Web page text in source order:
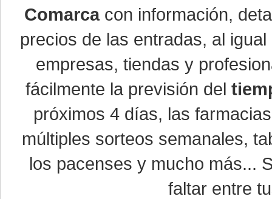
Comarcacon información,
precios de las entradas, al
empresas, tiendas y
fácilmente la previsión del
próximos 4 días, las
múltiples sorteos semanales,
los pacenses y mucho más...
faltar entre